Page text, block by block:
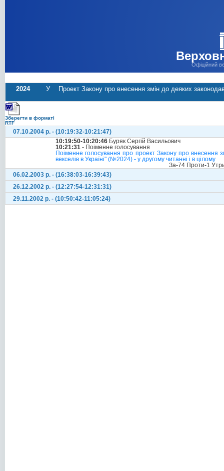
Офіційний
2024 У Проект Закону про внесення змін до деяких
Зберегти в форматі
RTF
07.10.2004 р. - (10:19:32-10:21:47)
10:19:50-10:20:46 Буряк Сергій Васильович
10:21:31 - Поіменне голосування
Поіменне голосування про проект Закону про внесення
векселів в Україні" (№2024) - у другому читанні і в цілому
За-74 Проти-1
06.02.2003 р. - (16:38:03-16:39:43)
26.12.2002 р. - (12:27:54-12:31:31)
29.11.2002 р. - (10:50:42-11:05:24)